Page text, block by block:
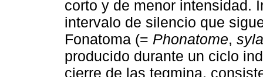
corto y de menor intensidad.
intervalo de silencio que
Fonatoma (= Phonatome,
producido durante un ciclo
cierre de las tegmina,